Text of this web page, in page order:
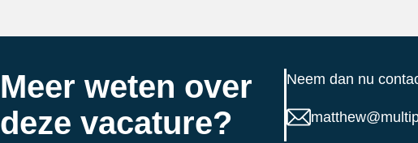
Meer weten over
deze vacature?
Neem dan nu